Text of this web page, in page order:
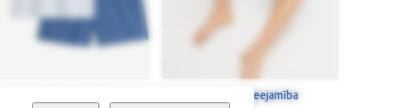
Izmērs / pieejamība